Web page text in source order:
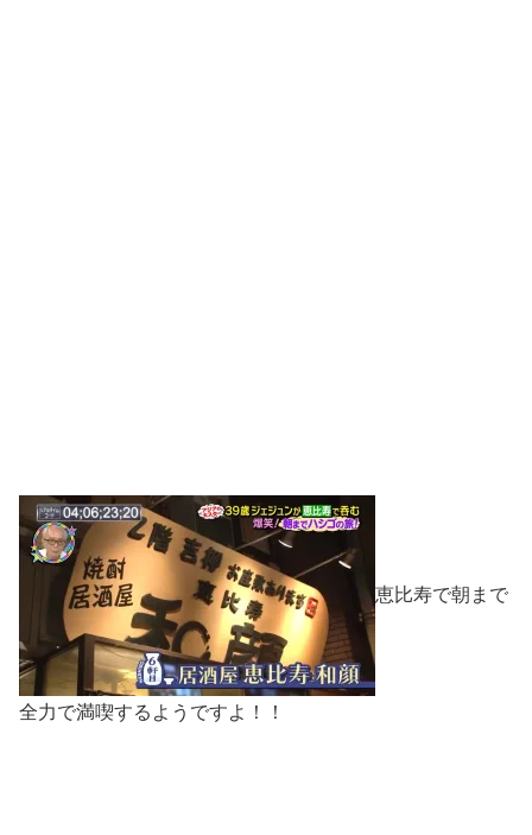
恵比寿で朝まで
全力で満喫するようですよ！！